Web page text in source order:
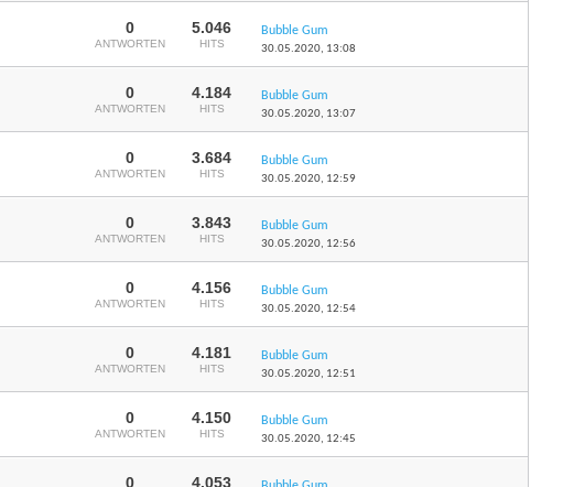
0
ANTWORTEN
5.046
HITS
Bubble Gum
30.05.2020, 13:08
0
ANTWORTEN
4.184
HITS
Bubble Gum
30.05.2020, 13:07
0
ANTWORTEN
3.684
HITS
Bubble Gum
30.05.2020, 12:59
0
ANTWORTEN
3.843
HITS
Bubble Gum
30.05.2020, 12:56
0
ANTWORTEN
4.156
HITS
Bubble Gum
30.05.2020, 12:54
0
ANTWORTEN
4.181
HITS
Bubble Gum
30.05.2020, 12:51
0
ANTWORTEN
4.150
HITS
Bubble Gum
30.05.2020, 12:45
0 4.053